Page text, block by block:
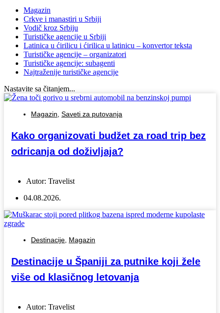
Magazin
Crkve i manastiri u Srbiji
Vodič kroz Srbiju
Turističke agencije u Srbiji
Latinica u ćirilicu i ćirilica u latinicu – konvertor teksta
Turističke agencije – organizatori
Turističke agencije: subagenti
Najtraženije turističke agencije
Nastavite sa čitanjem...
Magazin Saveti za putovanja
Kako organizovati budžet za road trip bez
odricanja od doživljaja?
Autor: Travelist
04.08.2026.
Destinacije Magazin
Destinacije u Španiji za putnike koji žele
više od klasičnog letovanja
Autor: Travelist